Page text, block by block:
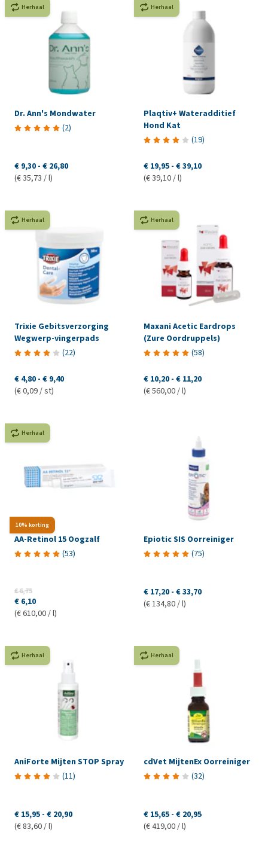
Herhaal
Dr. Ann's Mondwater
(2)
€ 9,30 - € 26,80
(€ 35,73 / l)
Herhaal
Plaqtiv+ Wateradditief
Hond Kat
(19)
€ 19,95 - € 39,10
(€ 39,10 / l)
Herhaal
Trixie Gebitsverzorging
Wegwerp-vingerpads
(22)
€ 4,80 - € 9,40
(€ 0,09 / st)
Herhaal
Maxani Acetic Eardrops
(Zure Oordruppels)
(58)
€ 10,20 - € 11,20
(€ 560,00 / l)
10% korting
Herhaal
AA-Retinol 15 Oogzalf
(53)
€ 6,75
€ 6,10
(€ 610,00 / l)
Epiotic SIS Oorreiniger
(75)
€ 17,20 - € 33,70
(€ 134,80 / l)
Herhaal
AniForte Mijten STOP Spray
(11)
€ 15,95 - € 20,90
(€ 83,60 / l)
Herhaal
cdVet MijtenEx Oorreiniger
(32)
€ 15,65 - € 20,95
(€ 419,00 / l)